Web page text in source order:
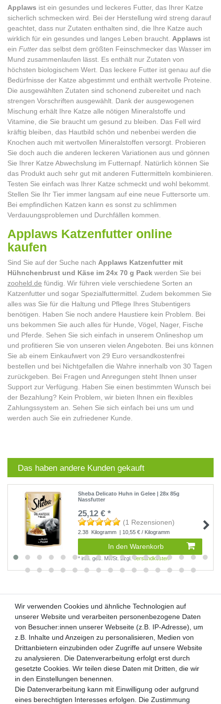
Applaws ist ein gesundes und leckeres Futter, das Ihrer Katze
sicherlich schmecken wird. Bei der Herstellung wird streng darauf
geachtet, dass nur Zutaten enthalten sind, die Ihre Katze auch
wirklich für ein gesundes und langes Leben braucht. Applaws ist
ein Futter das selbst dem größten Feinschmecker das Wasser im
Mund zusammenlaufen lässt. Es enthält nur Zutaten von
höchsten biologischem Wert. Das leckere Futter ist genau auf die
Bedürfnisse der Katze abgestimmt und enthält wertvolle Proteine.
Die ausgewählten Zutaten sind schonend zubereitet und nach
strengen Vorschriften ausgewählt. Dank der ausgewogenen
Mischung erhält Ihre Katze alle nötigen Mineralstoffe und
Vitamine, die Sie braucht um gesund zu bleiben. Das Fell wird
kräftig bleiben, das Hautbild schön und nebenbei werden die
Knochen auch mit wertvollen Mineralstoffen versorgt. Probieren
Sie doch auch die anderen leckeren Variationen aus und gönnen
Sie Ihrer Katze Abwechslung im Futternapf. Natürlich können Sie
das Produkt auch sehr gut mit anderen Futtermitteln kombinieren.
Testen Sie einfach was Ihrer Katze schmeckt und wohl bekommt.
Stellen Sie Ihr Tier immer langsam auf eine neue Futtersorte um.
Bei empfindlichen Katzen kann es sonst zu schlimmen
Verdauungsproblemen und Durchfällen kommen.
Applaws Katzenfutter online
kaufen
Sind Sie auf der Suche nach Applaws Katzenfutter mit
Hühnchenbrust und Käse im 24x 70 g Pack werden Sie bei
zooheld.de fündig. Wir führen viele verschiedene Sorten an
Katzenfutter und sogar Spezialfuttermittel. Zudem bekommen Sie
alles was Sie für die Haltung und Pflege Ihres Stubentigers
benötigen. Haben Sie noch andere Haustiere kein Problem. Bei
uns bekommen Sie auch alles für Hunde, Vögel, Nager, Fische
und Pferde. Sehen Sie sich einfach in unserem Onlineshop um
und profitieren Sie von unseren vielen Angeboten. Bei uns können
Sie ab einem Einkaufwert von 29 Euro versandkostenfrei
bestellen und bei Nichtgefallen die Wahre innerhalb von 30 Tagen
zurückgeben. Bei Fragen und Anregungen steht Ihnen unser
Support zur Verfügung. Haben Sie einen bestimmten Wunsch bei
der Bezahlung? Kein Problem, wir bieten Ihnen ein flexibles
Zahlungssystem an. Sehen Sie sich einfach bei uns um und
werden auch Sie ein zufriedener Kunde.
Das haben andere Kunden gekauft
Sheba Delicato Huhn in Gelee | 28x 85g
Nassfutter
25,12 € *
(1 Rezensionen)
2.38 Kilogramm | 10,55 € / Kilogramm
In den Warenkorb
*inkl. ges. MwSt. zzgl. Versandkosten
Kunden-Anfragen: info@zooheld.de
Über uns
Zahlung und Versand
Retouren
Zooheld Blog
Wir verwenden Cookies und ähnliche Technologien auf
unserer Website und verarbeiten personenbezogene Daten
von Besucher:innen unserer Webseite (z.B. IP-Adresse), um
z.B. Inhalte und Anzeigen zu personalisieren, Medien von
Drittanbietern einzubinden oder Zugriffe auf unsere Website
zu analysieren. Die Datenverarbeitung erfolgt erst durch
gesetzte Cookies. Wir teilen diese Daten mit Dritten, die wir
in den Einstellungen benennen.
Die Datenverarbeitung kann mit Einwilligung oder aufgrund
eines berechtigten Interesses erfolgen. Die Zustimmung
Wir verwenden Cookies und ähnliche Technologien auf
unserer Website und verarbeiten personenbezogene Daten
von Besucher:innen unserer Webseite (z.B. IP-Adresse), um
z.B. Inhalte und Anzeigen zu personalisieren, Medien von
Drittanbietern einzubinden oder Zugriffe auf unsere Website
zu analysieren. Die Datenverarbeitung erfolgt erst durch
gesetzte Cookies. Wir teilen diese Daten mit Dritten, die wir
in den Einstellungen benennen.
Die Datenverarbeitung kann mit Einwilligung oder aufgrund
eines berechtigten Interesses erfolgen. Die Zustimmung